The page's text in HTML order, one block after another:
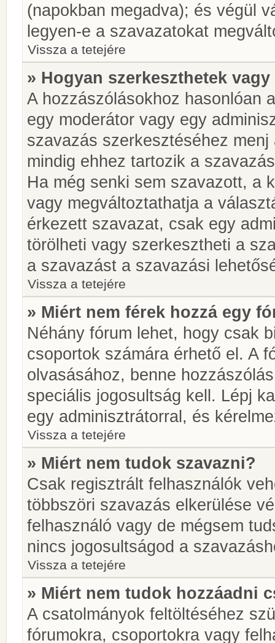
(napokban megadva); és végül
legyen-e a szavazatokat
Vissza a tetejére
» Hogyan szerkeszthetek
A hozzászólásokhoz hasonlóan
egy moderátor vagy egy
szavazás szerkesztéséhez
mindig ehhez tartozik a
Ha még senki sem szavazott, a
vagy megváltoztathatja a
érkezett szavazat, csak egy
törölheti vagy szerkesztheti a
a szavazást a szavazási
Vissza a tetejére
» Miért nem férek hozzá egy
Néhány fórum lehet, hogy csak
csoportok számára érhető el. A
olvasásához, benne
speciális jogosultság kell. Lépj
egy adminisztrátorral, és
Vissza a tetejére
» Miért nem tudok szavazni?
Csak regisztrált felhasználók
többszöri szavazás elkerülése
felhasználó vagy de mégsem
nincs jogosultságod a
Vissza a tetejére
» Miért nem tudok hozzáadni
A csatolmányok feltöltéséhez
fórumokra, csoportokra vagy